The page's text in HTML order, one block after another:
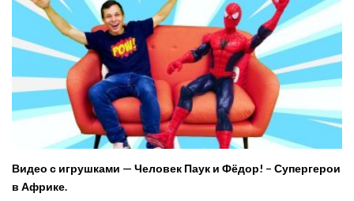
Видео с игрушками — Человек Паук и Фёдор! – Супергерои
в Африке.